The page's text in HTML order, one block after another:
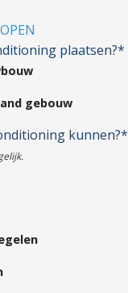
plaatsen?*
gebouw
kunnen?*